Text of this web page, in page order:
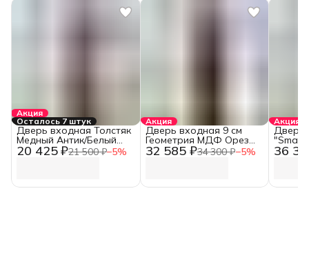
Акция
Осталось 7 штук
20 425 ₽21 500 ₽−5%
Дверь входная Толстяк
Медный Антик/Белый
Ясень (960 мм, Правая)
Акция
32 585 ₽34 300 ₽−5%
Дверь входная 9 см
Геометрия МДФ Орез
Каньон Коньяк/Эмалит
Акция
36
Дверь
"Smart